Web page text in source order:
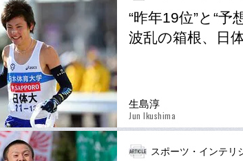
“昨年19位”と“予
波乱の箱根、日
生島淳
Jun Ikushima
スポーツ・インテリ